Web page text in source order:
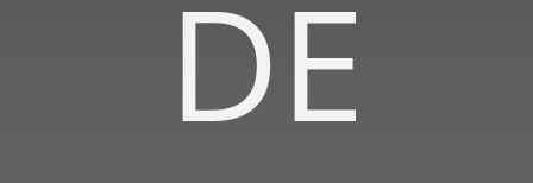
DE